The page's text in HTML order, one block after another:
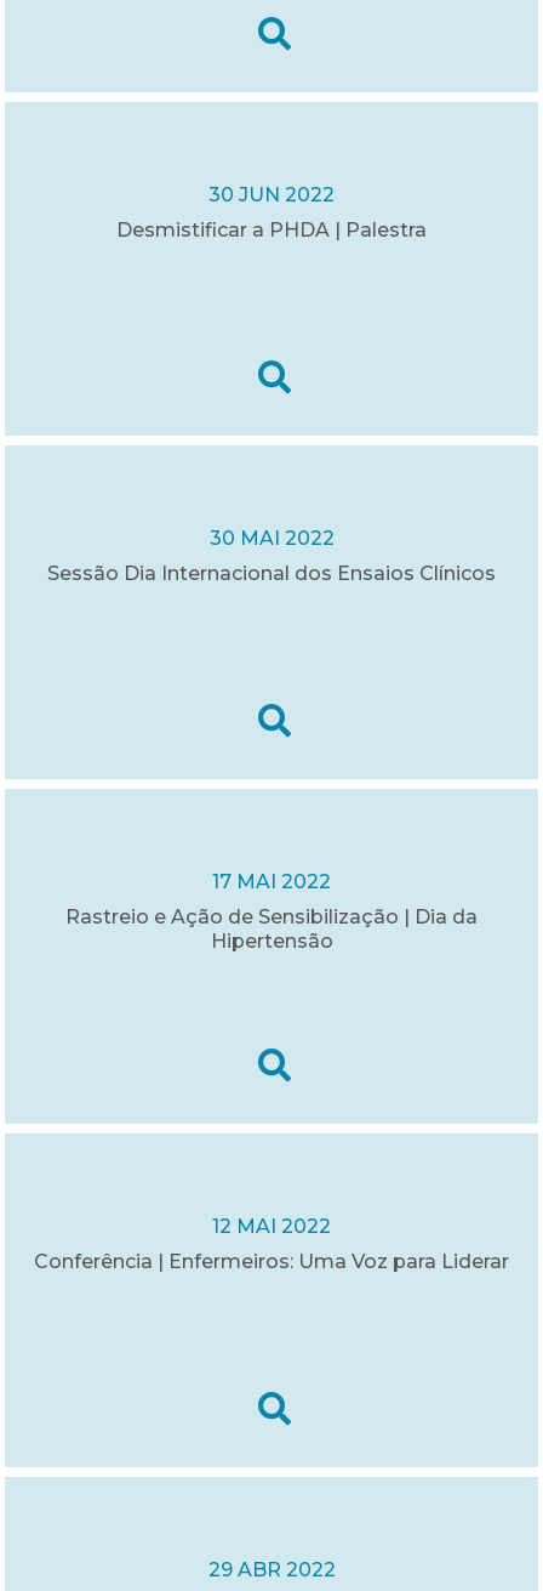
30 JUN 2022
Desmistificar a PHDA | Palestra
30 MAI 2022
Sessão Dia Internacional dos Ensaios Clínicos
17 MAI 2022
Rastreio e Ação de Sensibilização | Dia da
Hipertensão
12 MAI 2022
Conferência | Enfermeiros: Uma Voz para Liderar
29 ABR 2022